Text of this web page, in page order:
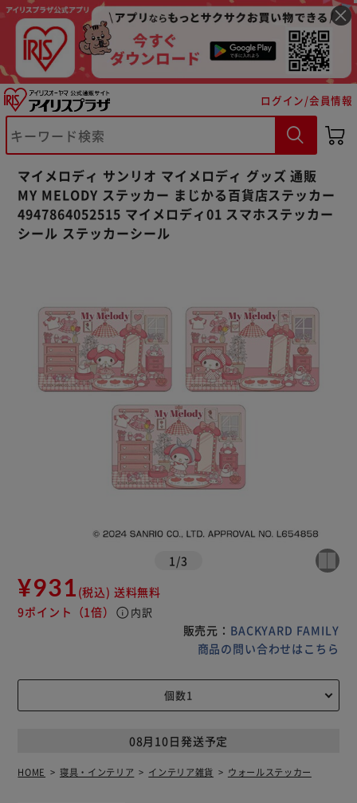
ログイン/会員情報
マイメロディ サンリオ マイメロディ グッズ 通販
MY MELODY ステッカー まじかる百貨店ステッカー
4947864052515 マイメロディ01 スマホステッカー
シール ステッカーシール
1 /3
¥931 (税込) 送料無料
9ポイント （1倍） info 内訳
販売元： BACKYARD FAMILY
商品の問い合わせはこちら
08月10日発送予定
HOME 寝具・インテリア インテリア雑貨 ウォールステッカー
※ご確認ください
カートに入れる 購入手続きへ